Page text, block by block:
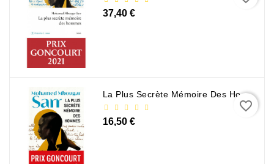
37,40 €
La Plus Secrète Mémoire Des Hommes - Mohamed Mbougar Sarr
16,50 €
favorite_border